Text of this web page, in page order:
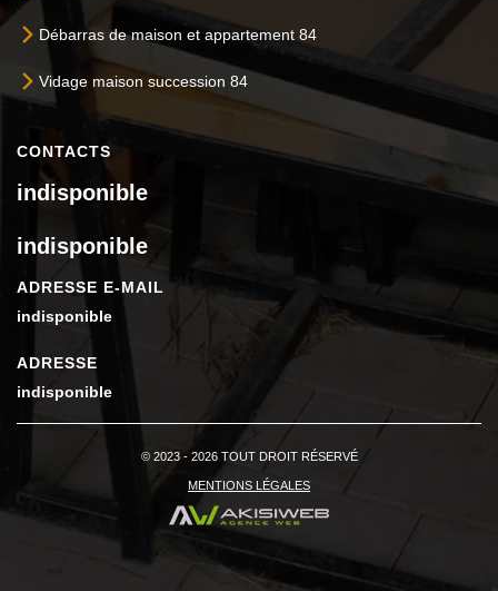
Débarras de maison et appartement 84
Vidage maison succession 84
CONTACTS
indisponible
indisponible
ADRESSE E-MAIL
indisponible
ADRESSE
indisponible
© 2023 - 2026 TOUT DROIT RÉSERVÉ
MENTIONS LÉGALES